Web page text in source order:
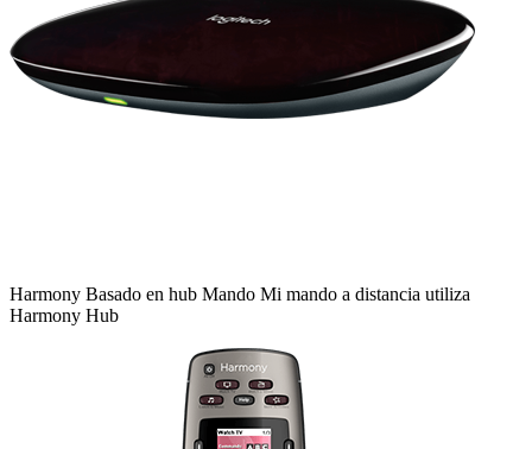
Harmony Basado en hub Mando Mi mando a distancia utiliza
Harmony Hub